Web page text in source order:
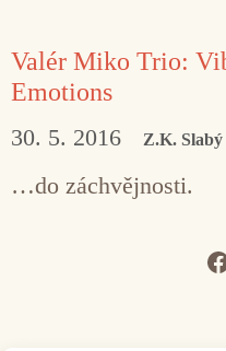
Valér Miko Trio:
Emotions
30. 5. 2016 Z.K. Slabý
…do záchvějnosti.